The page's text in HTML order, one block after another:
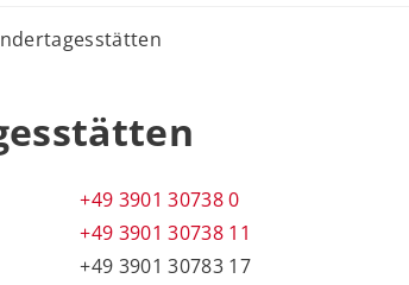
+49 3901 30738 0
+49 3901 30738 11
+49 3901 30783 17